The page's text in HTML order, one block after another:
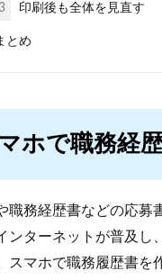
印刷後も全体を見直す
とめ
ホで職務経
職務経歴書などの応募
ンターネットが普及し
スマホで職務履歴書を